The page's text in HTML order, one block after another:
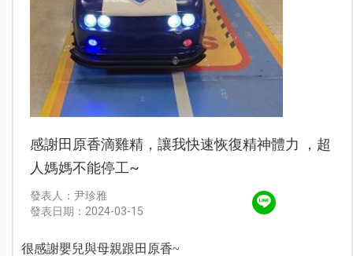
感謝田原香滴雞精，讓我快速恢復精神體力 ，超
人媽媽不能停工~
發表人：尹珍雅
發表日期：2024-03-15
很感謝嬰兒與母親跟田原香~